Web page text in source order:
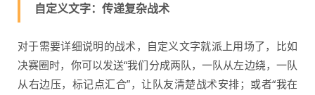
自定义文字：传递复杂战术
对于需要详细说明的战术，自定义文字就派上用场了，比如
决赛圈时，你可以发送“我们分成两队，一队从左边绕，一队
从右边压，标记点汇合”，让队友清楚战术安排；或者“我在